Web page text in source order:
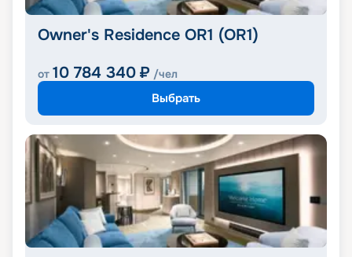
Owner's Residence OR1 (OR1)
от 10 784 340 ₽ /чел
Выбрать